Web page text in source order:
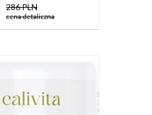
286 PLN
cena detaliczna